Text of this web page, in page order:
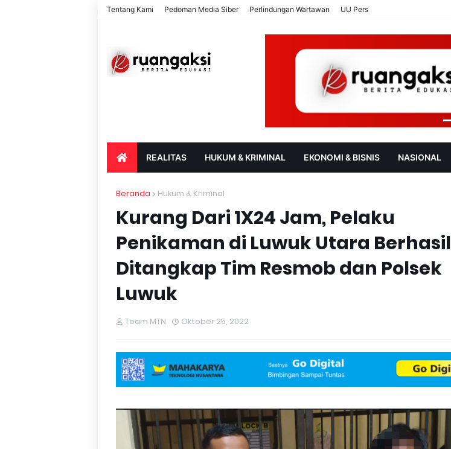
Tentang Kami Pedoman Media Siber Perlindungan Wartawan UU Pers
REALITAS HUKUM & KRIMINAL EKONOMI & BISNIS NASIONAL
Beranda Hukum & Kriminal
Kurang Dari 1X24 Jam, Pelaku
Penikaman di Luwuk Utara Berhasil
Ditangkap Tim Resmob dan Polsek
Luwuk
Team MTN Oktober 25, 2022